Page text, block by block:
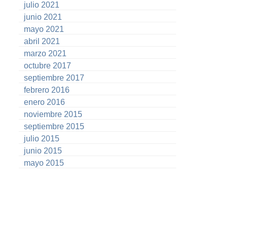
julio 2021
junio 2021
mayo 2021
abril 2021
marzo 2021
octubre 2017
septiembre 2017
febrero 2016
enero 2016
noviembre 2015
septiembre 2015
julio 2015
junio 2015
mayo 2015